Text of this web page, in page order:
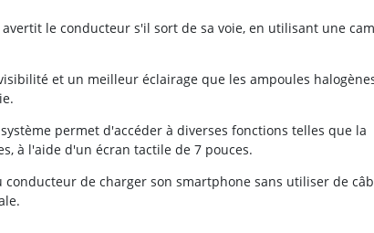
le conducteur s'il sort de sa voie, en utilisant une
et un meilleur éclairage que les ampoules
permet d'accéder à diverses fonctions telles que la
à l'aide d'un écran tactile de 7 pouces.
de charger son smartphone sans utiliser de